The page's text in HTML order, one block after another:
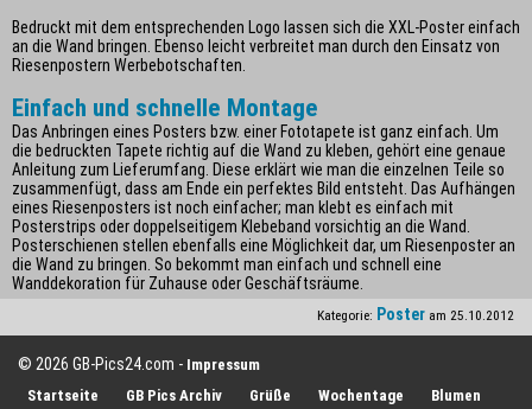
Bedruckt mit dem entsprechenden Logo lassen sich die XXL-Poster einfach
an die Wand bringen. Ebenso leicht verbreitet man durch den Einsatz von
Riesenpostern Werbebotschaften.
Einfach und schnelle Montage
Das Anbringen eines Posters bzw. einer Fototapete ist ganz einfach. Um
die bedruckten Tapete richtig auf die Wand zu kleben, gehört eine genaue
Anleitung zum Lieferumfang. Diese erklärt wie man die einzelnen Teile so
zusammenfügt, dass am Ende ein perfektes Bild entsteht. Das Aufhängen
eines Riesenposters ist noch einfacher; man klebt es einfach mit
Posterstrips oder doppelseitigem Klebeband vorsichtig an die Wand.
Posterschienen stellen ebenfalls eine Möglichkeit dar, um Riesenposter an
die Wand zu bringen. So bekommt man einfach und schnell eine
Wanddekoration für Zuhause oder Geschäftsräume.
Kategorie: Poster am 25.10.2012
© 2026 GB-Pics24.com - Impressum
Startseite
GB Pics Archiv Grüße Wochentage Blumen